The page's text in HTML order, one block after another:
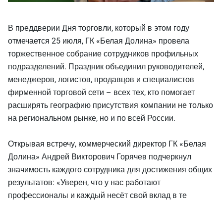
В преддверии Дня торговли, который в этом году
отмечается 25 июля, ГК «Белая Долина» провела
торжественное собрание сотрудников профильных
подразделений. Праздник объединил руководителей,
менеджеров, логистов, продавцов и специалистов
фирменной торговой сети – всех тех, кто помогает
расширять географию присутствия компании не только
на региональном рынке, но и по всей России.
Открывая встречу, коммерческий директор ГК «Белая
Долина» Андрей Викторович Горячев подчеркнул
значимость каждого сотрудника для достижения общих
результатов: «Уверен, что у нас работают
профессионалы и каждый несёт свой вклад в те